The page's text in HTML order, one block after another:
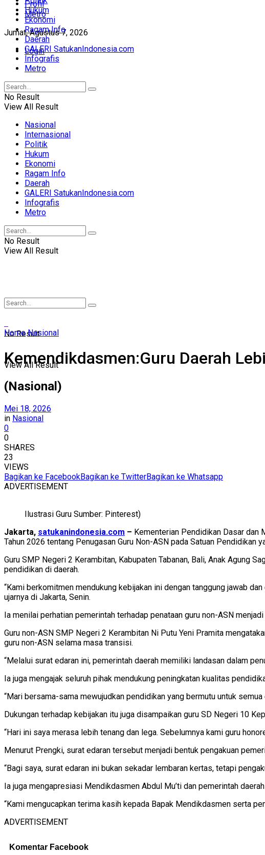
Profil
Metro
Jumat, Agustus 7, 2026
Login
Hukum
Ekonomi
Ragam Info
Daerah
GALERI SatukanIndonesia.com
Infografis
Metro
No Result
View All Result
Nasional
Internasional
Politik
Hukum
Ekonomi
Ragam Info
Daerah
GALERI SatukanIndonesia.com
Infografis
Metro
No Result
View All Result
No Result
View All Result
Home Nasional
Kemendikdasmen:Guru Daerah
(Nasional)
Mei 18, 2026
in Nasional
0
0
SHARES
23
VIEWS
Bagikan ke FacebookBagikan ke TwitterBagikan ke Whatsapp
ADVERTISEMENT
Ilustrasi Guru Sumber: Pinterest)
Jakarta, satukanindonesia.com – Kementerian Pendidikan Dasar dan
Tahun 2026 tentang Penugasan Guru Non-ASN pada Satuan Pendidikan
Guru SMP Negeri 2 Kerambitan, Kabupaten Tabanan, Bali, Anak Agung
pendidikan di daerah.
“Kami berkomitmen mendukung kebijakan ini dengan tanggung jawab
ujarnya di Jakarta, Senin.
Ia menilai perhatian pemerintah terhadap penataan guru non-ASN
Guru non-ASN SMP Negeri 2 Kerambitan Ni Putu Yeni Pramita
guru non-ASN selama masa transisi.
“Melalui surat edaran ini, pemerintah daerah memiliki landasan dalam
Ia juga mengajak seluruh pihak mendukung peningkatan kualitas
“Mari bersama-sama mewujudkan pendidikan yang bermutu untuk
Dukungan terhadap kebijakan itu juga disampaikan guru SD Negeri 10
“Hari ini saya merasa lebih tenang dan lega. Sebelumnya kami guru
Menurut Prengki, surat edaran tersebut menjadi bentuk pengakuan
“Bagi saya, surat edaran ini bukan sekadar lembaran kertas, tetapi
Ia juga mengapresiasi Mendikdasmen Abdul Mu’ti dan pemerintah
“Kami mengucapkan terima kasih kepada Bapak Mendikdasmen serta
ADVERTISEMENT
Komentar Facebook